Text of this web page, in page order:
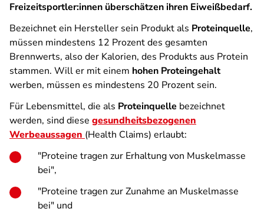
Freizeitsportler:innen überschätzen ihren Eiweißbedarf.
Bezeichnet ein Hersteller sein Produkt als Proteinquelle,
müssen mindestens 12 Prozent des gesamten
Brennwerts, also der Kalorien, des Produkts aus Protein
stammen. Will er mit einem hohen Proteingehalt
werben, müssen es mindestens 20 Prozent sein.
Für Lebensmittel, die als Proteinquelle bezeichnet
werden, sind diese gesundheitsbezogenen
Werbeaussagen (Health Claims) erlaubt:
"Proteine tragen zur Erhaltung von Muskelmasse
bei",
"Proteine tragen zur Zunahme an Muskelmasse
bei" und